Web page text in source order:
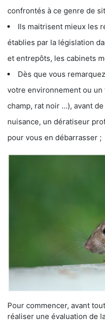
confrontés à ce genre de
Ils maitrisent mieux les
établies par la législation
et entrepôts, les cabinets
Dès que vous
votre environnement ou un
champ, rat noir …), avant
nuisance, un dératiseur
pour vous en débarrasser ;
Pour commencer, avant
réaliser une évaluation de